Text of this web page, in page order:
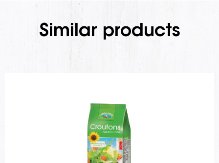
Similar products